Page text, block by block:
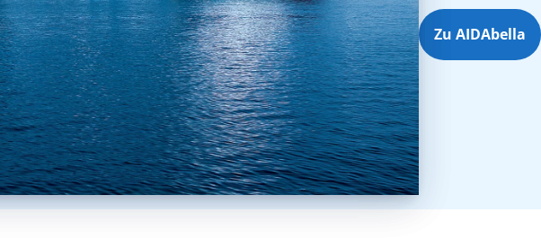
Zu AIDAbella